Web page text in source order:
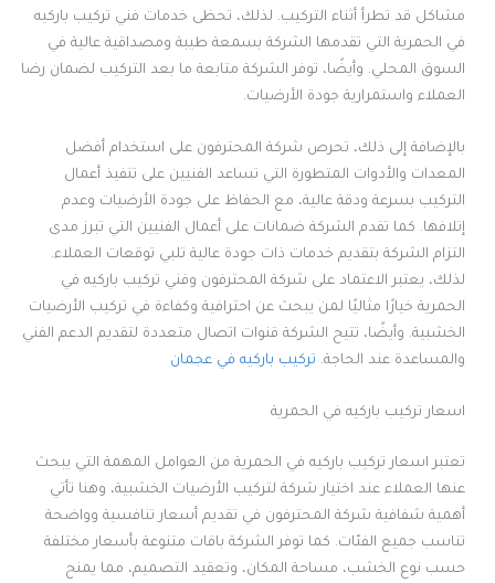
مشاكل قد تطرأ أثناء التركيب. لذلك، تحظى خدمات فني تركيب باركيه
في الحمرية التي تقدمها الشركة بسمعة طيبة ومصداقية عالية في
السوق المحلي. وأيضًا، توفر الشركة متابعة ما بعد التركيب لضمان رضا
العملاء واستمرارية جودة الأرضيات.
بالإضافة إلى ذلك، تحرص شركة المحترفون على استخدام أفضل
المعدات والأدوات المتطورة التي تساعد الفنيين على تنفيذ أعمال
التركيب بسرعة ودقة عالية، مع الحفاظ على جودة الأرضيات وعدم
إتلافها. كما تقدم الشركة ضمانات على أعمال الفنيين التي تبرز مدى
التزام الشركة بتقديم خدمات ذات جودة عالية تلبي توقعات العملاء.
لذلك، يعتبر الاعتماد على شركة المحترفون وفني تركيب باركيه في
الحمرية خيارًا مثاليًا لمن يبحث عن احترافية وكفاءة في تركيب الأرضيات
الخشبية. وأيضًا، تتيح الشركة قنوات اتصال متعددة لتقديم الدعم الفني
والمساعدة عند الحاجة. تركيب باركيه في عجمان
اسعار تركيب باركيه في الحمرية
تعتبر اسعار تركيب باركيه في الحمرية من العوامل المهمة التي يبحث
عنها العملاء عند اختيار شركة لتركيب الأرضيات الخشبية، وهنا تأتي
أهمية شفافية شركة المحترفون في تقديم أسعار تنافسية وواضحة
تناسب جميع الفئات. كما توفر الشركة باقات متنوعة بأسعار مختلفة
حسب نوع الخشب، مساحة المكان، وتعقيد التصميم، مما يمنح